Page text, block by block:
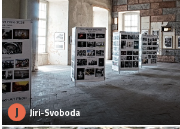
J Jiri-Svoboda